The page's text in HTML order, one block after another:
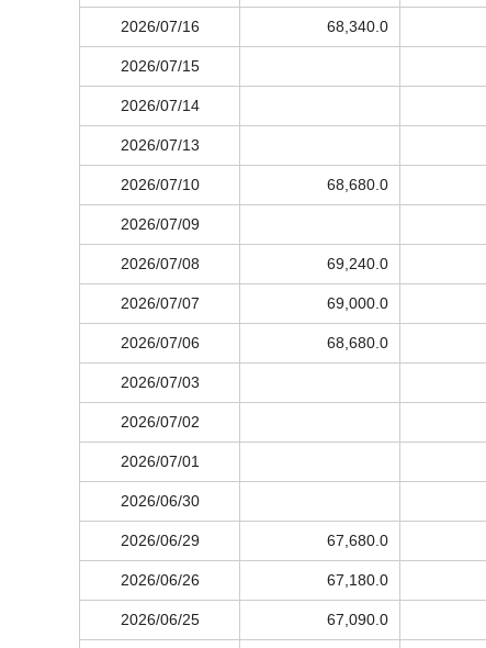
2026/07/16 68,340.0
2026/07/15
2026/07/14
2026/07/13
2026/07/10 68,680.0
2026/07/09
2026/07/08 69,240.0
2026/07/07 69,000.0
2026/07/06 68,680.0
2026/07/03
2026/07/02
2026/07/01
2026/06/30
2026/06/29 67,680.0
2026/06/26 67,180.0
2026/06/25 67,090.0